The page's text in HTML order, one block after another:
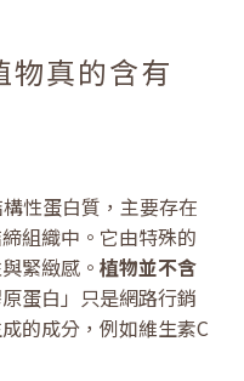
物真的含有
性蛋白質，主要存在
組織中。它由特殊的
緊緻感。 植物並不含
蛋白」只是網路行銷
的成分，例如維生素C